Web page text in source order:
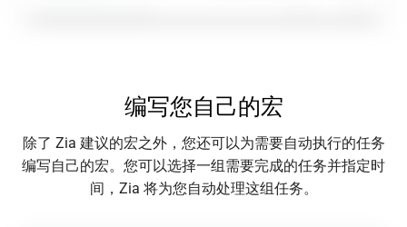
编写您自己的宏
除了 Zia 建议的宏之外，您还可以为需要自动执行的任务
编写自己的宏。您可以选择一组需要完成的任务并指定时
间，Zia 将为您自动处理这组任务。